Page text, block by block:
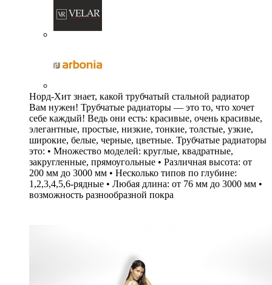
Норд-Хит знает, какой трубчатый стальной радиатор
Вам нужен! Трубчатые радиаторы — это то, что хочет
себе каждый! Ведь они есть: красивые, очень красивые,
элегантные, простые, низкие, тонкие, толстые, узкие,
широкие, белые, черные, цветные. Трубчатые радиаторы
это: • Множество моделей: круглые, квадратные,
закругленные, прямоугольные • Различная высота: от
200 мм до 3000 мм • Несколько типов по глубине:
1,2,3,4,5,6-рядные • Любая длина: от 76 мм до 3000 мм •
возможность разнообразной покра